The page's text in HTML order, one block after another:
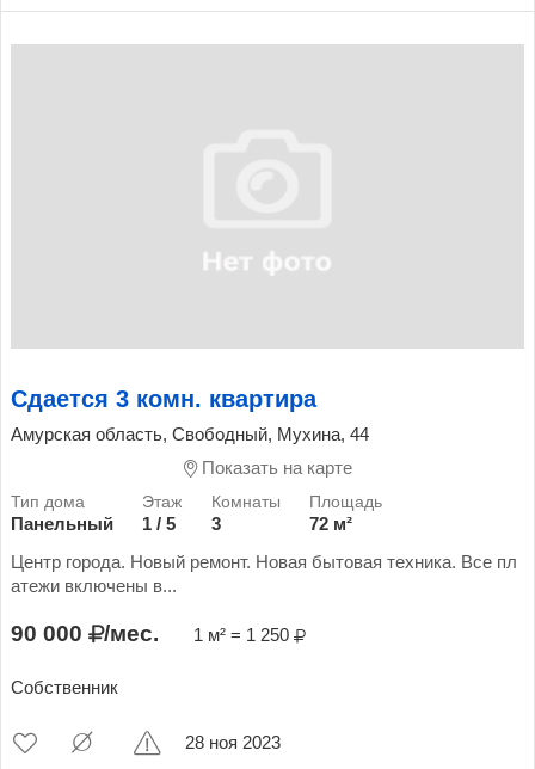
Сдается 3 комн. квартира
Амурская область, Свободный, Мухина, 44
Показать на карте
Панельный 1 / 5 3
72 м²
Центр города. Новый ремонт. Новая бытовая техника. Все пл
атежи включены в...
90 000 /мес. 1 м² = 1 250
Собственник
28 ноя 2023